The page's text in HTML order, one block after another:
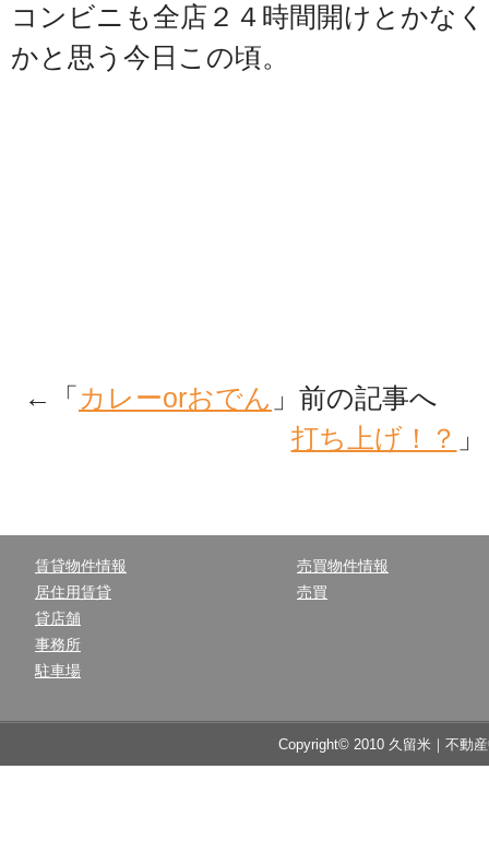
コンビニも全店２４時間開けとかな
かと思う今日この頃。
←「 カレーorおでん 」前の記事へ
打ち上げ！？
賃貸物件情報
居住用賃貸
貸店舗
事務所
駐車場
売買物件情報
売買
Copyright© 2010 久留米｜不動